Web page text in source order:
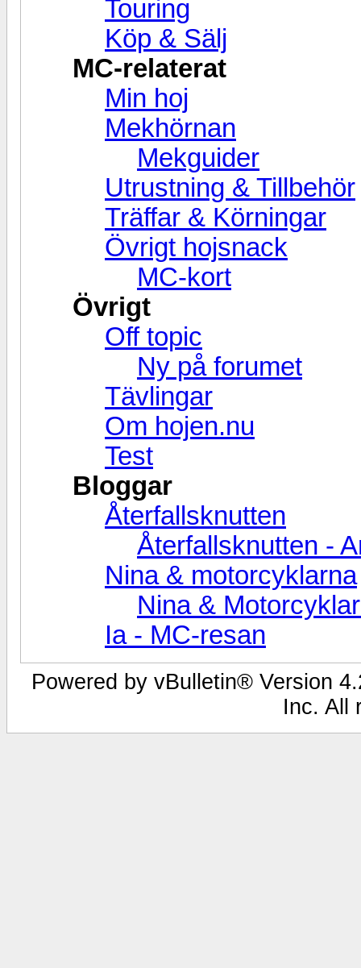
Touring
Köp & Sälj
MC-relaterat
Min hoj
Mekhörnan
Mekguider
Utrustning & Tillbehör
Träffar & Körningar
Övrigt hojsnack
MC-kort
Övrigt
Off topic
Ny på forumet
Tävlingar
Om hojen.nu
Test
Bloggar
Återfallsknutten
Återfallsknutten -
Nina & motorcyklarna
Nina &
Ia - MC-resan
Powered by vBulletin® Version
Inc. All